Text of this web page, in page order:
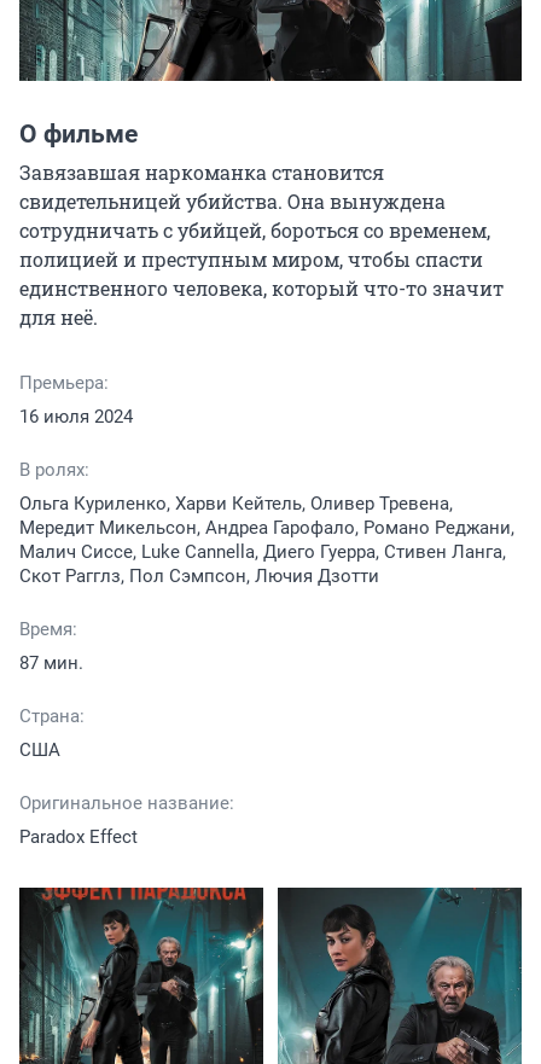
О фильме
Завязавшая наркоманка становится
свидетельницей убийства. Она вынуждена
сотрудничать с убийцей, бороться со временем,
полицией и преступным миром, чтобы спасти
единственного человека, который что-то значит
для неё.
Премьера:
16 июля 2024
В ролях:
Ольга Куриленко, Харви Кейтель, Оливер Тревена,
Мередит Микельсон, Андреа Гарофало, Романо Реджани,
Малич Сиссе, Luke Cannella, Диего Гуерра, Стивен Ланга,
Скот Рагглз, Пол Сэмпсон, Лючия Дзотти
Время:
87 мин.
Страна:
США
Оригинальное название:
Paradox Effect